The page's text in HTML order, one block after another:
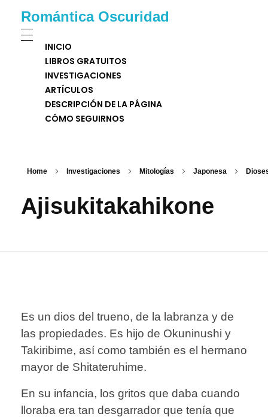
Romántica Oscuridad
INICIO
LIBROS GRATUITOS
INVESTIGACIONES
ARTÍCULOS
DESCRIPCIÓN DE LA PÁGINA
CÓMO SEGUIRNOS
Home Investigaciones Mitologías Japonesa
Ajisukitakahikone
Es un dios del trueno, de la labranza y de
las propiedades. Es hijo de Okuninushi y
Takiribime, así como también es el hermano
mayor de Shitateruhime.
En su infancia, los gritos que daba cuando
lloraba era tan desgarrador que tenía que